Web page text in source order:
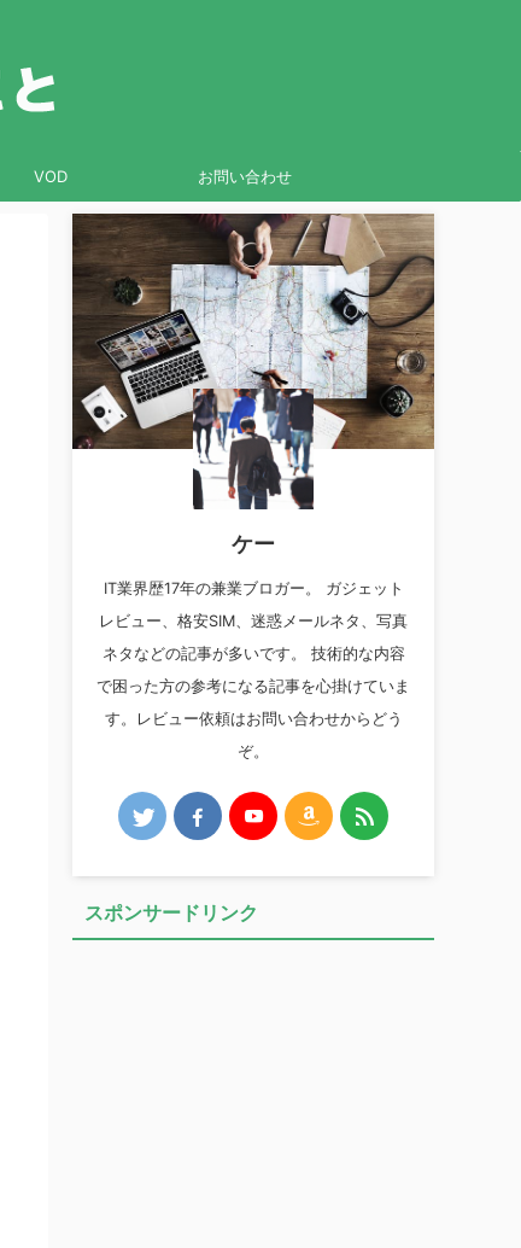
VOD お問い合わせ
ケー
IT業界歴17年の兼業ブロガー。 ガジェット
レビュー、格安SIM、迷惑メールネタ、写真
ネタなどの記事が多いです。 技術的な内容
で困った方の参考になる記事を心掛けていま
す。レビュー依頼はお問い合わせからどう
ぞ。
スポンサードリンク